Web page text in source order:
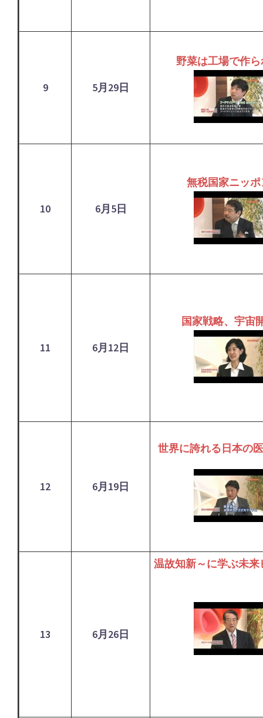
9 5月29日
野菜は工場で作
10 6月5日
無税国家ニッ
11 6月12日
国家戦略、宇宙
12 6月19日
世界に誇れる日本の
13 6月26日
温故知新～に学ぶ未来